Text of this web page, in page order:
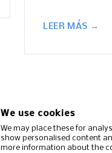
LEER MÁS →
We use cookies
We may place these for
show personalised content
more information about the